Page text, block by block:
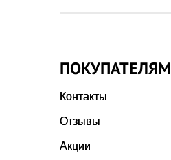
ПОКУПАТЕЛЯМ
Контакты
Отзывы
Акции